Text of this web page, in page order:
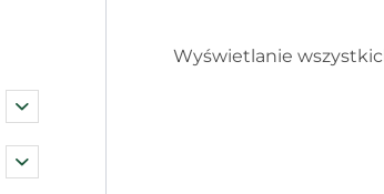
Wyświetlanie